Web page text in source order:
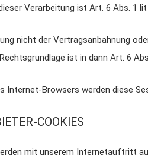
Verarbeitung ist Art. 6 Abs. 1
nicht der Vertragsanbahnung
ist in dann Art. 6
Internet-Browsers werden diese
COOKIES
mit unserem Internetauftritt